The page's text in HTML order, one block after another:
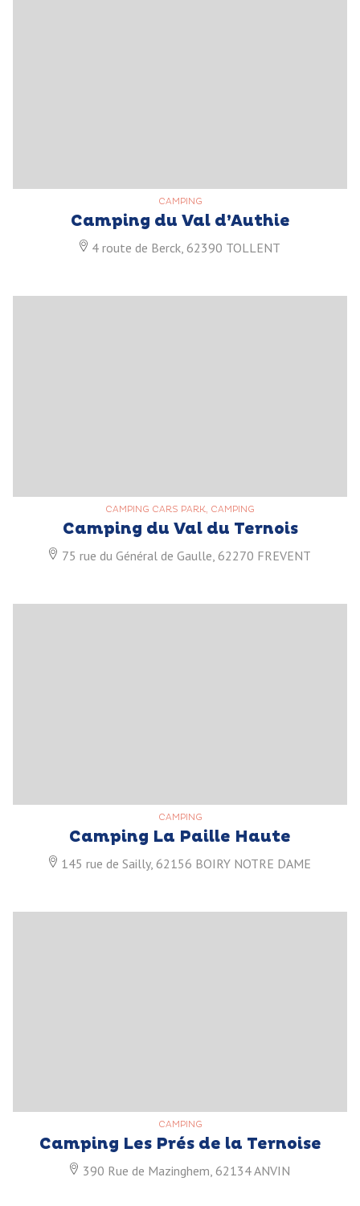
CAMPING
Camping du Val d’Authie
4 route de Berck, 62390 TOLLENT
CAMPING CARS PARK, CAMPING
Camping du Val du Ternois
75 rue du Général de Gaulle, 62270 FREVENT
CAMPING
Camping La Paille Haute
145 rue de Sailly, 62156 BOIRY NOTRE DAME
CAMPING
Camping Les Prés de la Ternoise
390 Rue de Mazinghem, 62134 ANVIN